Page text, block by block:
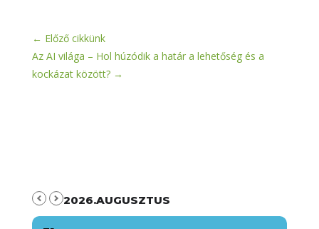
← Előző cikkünk
Az AI világa – Hol húzódik a határ a lehetőség és a
kockázat között?→
2026.AUGUSZTUS